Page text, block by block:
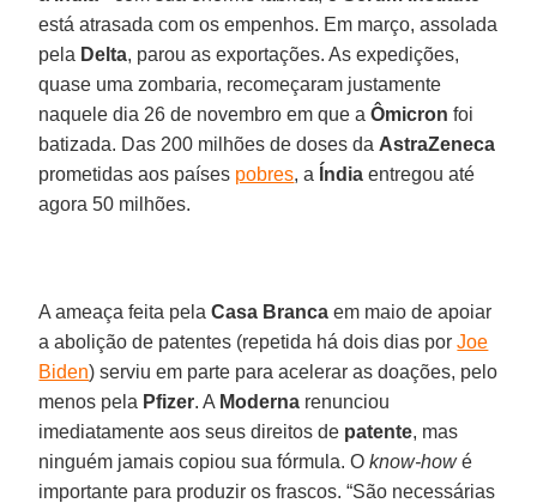
está atrasada com os empenhos. Em março, assolada
pela Delta, parou as exportações. As expedições,
quase uma zombaria, recomeçaram justamente
naquele dia 26 de novembro em que aÔmicron foi
batizada. Das 200 milhões de doses da AstraZeneca
prometidas aos países pobres, a Índia entregou até
agora 50 milhões.
A ameaça feita pelaCasa Branca em maio de apoiar
a abolição de patentes (repetida há dois dias porJoe
Biden) serviu em parte para acelerar as doações, pelo
menos pela Pfizer. A Moderna renunciou
imediatamente aos seus direitos de patente, mas
ninguém jamais copiou sua fórmula. Oknow-howé
importante para produzir os frascos. “São necessárias